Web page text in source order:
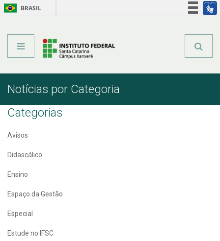
BRASIL
Notícias por Categoria
Categorias
Avisos
Didascálico
Ensino
Espaço da Gestão
Especial
Estude no IFSC